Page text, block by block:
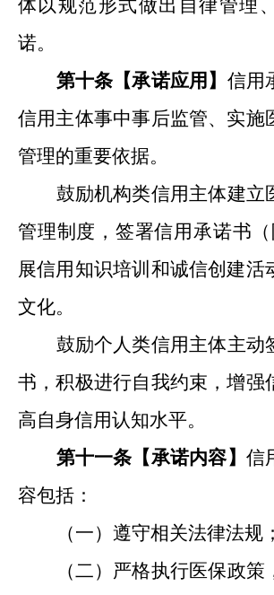
体以规范形式做出自律管理
诺。
第十条【承诺应用】 信用
信用主体事中事后监管、实施
管理的重要依据。
鼓励机构类信用主体建立
管理制度，签署信用承诺书 （
展信用知识培训和诚信创建活
文化。
鼓励个人类信用主体主动
书，积极进行自我约束，增强
高自身信用认知水平。
第十一条【承诺内容】 信
容包括：
（一）遵守相关法律法规；
（二）严格执行医保政策